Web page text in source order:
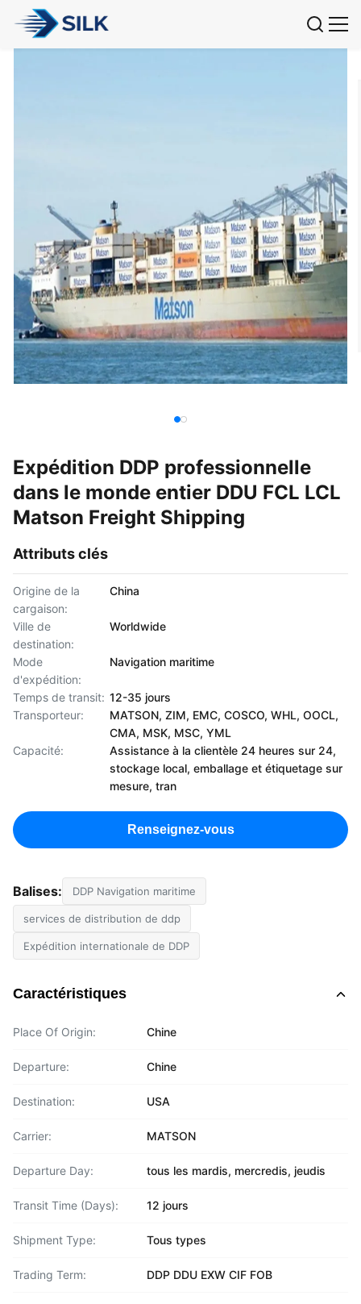
Expédition DDP professionnelle
dans le monde entier DDU FCL LCL
Matson Freight Shipping
Attributs clés
Origine de la
cargaison:
China
Ville de
destination:
Worldwide
Mode
d'expédition:
Navigation maritime
Temps de transit: 12-35 jours
Transporteur:
MATSON, ZIM, EMC, COSCO, WHL, OOCL,
CMA, MSK, MSC, YML
Capacité:
Assistance à la clientèle 24 heures sur 24,
stockage local, emballage et étiquetage sur
mesure, tran
Renseignez-vous
Balises: DDP Navigation maritime
services de distribution de ddp
Expédition internationale de DDP
Caractéristiques
Place Of Origin: Chine
Departure: Chine
Destination: USA
Carrier: MATSON
Departure Day: tous les mardis, mercredis, jeudis
Transit Time (Days): 12 jours
Shipment Type: Tous types
Trading Term: DDP DDU EXW CIF FOB